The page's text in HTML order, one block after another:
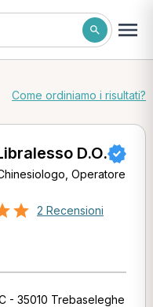
Come ordiniamo i risultati?
D.O.
Operatore
2 Recensioni
- 35010 Trebaseleghe